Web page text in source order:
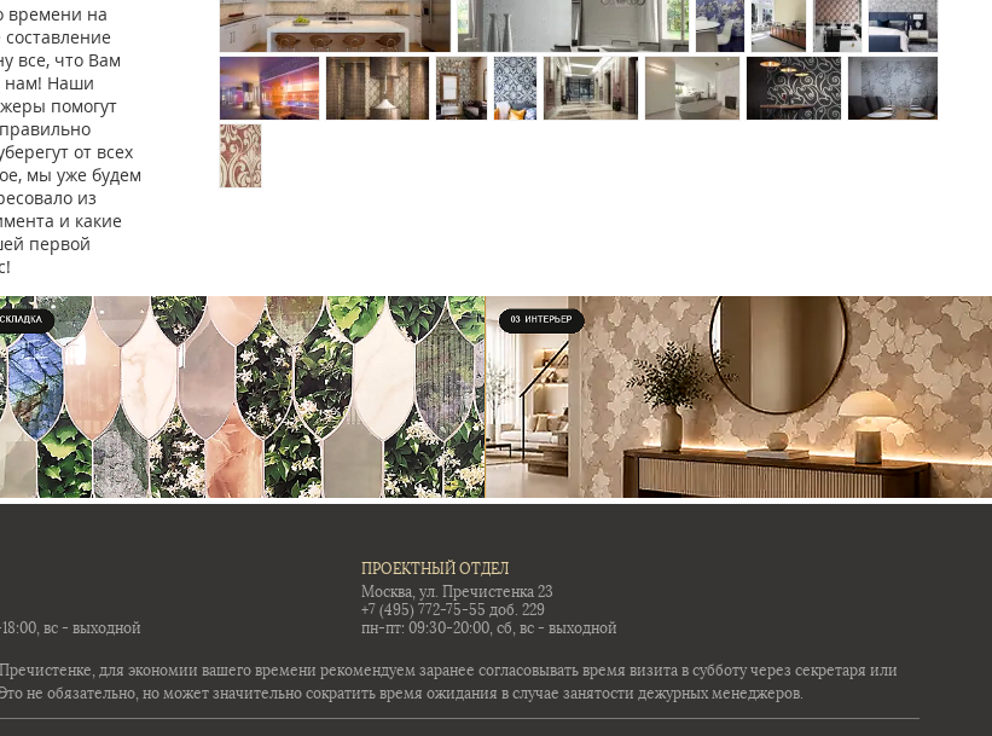
времени на
все, что Вам
нам! Наши
помогут
от всех
мы уже будем
из
и какие
первой
вс - выходной
ПРОЕКТНЫЙ ОТДЕЛ
Москва, ул. Пречистенка 23
+7 (495) 772-75-55 доб. 229
пн-пт: 09:30-20:00, сб, вс - выходной
для экономии вашего времени рекомендуем заранее согласовывать время визита в субботу через секретаря или
не обязательно, но может значительно сократить время ожидания в случае занятости дежурных менеджеров.